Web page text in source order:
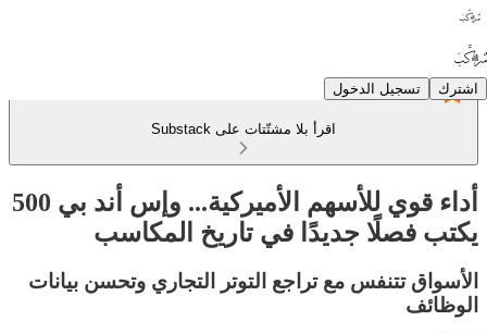
اشترك تسجيل الدخول
اقرأ بلا مشتّتات على Substack
أداء قوي للأسهم الأميركية... وإس أند بي 500
يكتب فصلًا جديدًا في تاريخ المكاسب
الأسواق تتنفس مع تراجع التوتر التجاري وتحسن بيانات
الوظائف